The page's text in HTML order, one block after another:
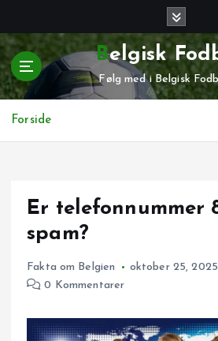
t
i
i
Belgisk
Følg med i Belgisk
Forside
Er telefonnummer
spam?
Fakta om Belgien
oktober 25, 2025
0 Kommentarer